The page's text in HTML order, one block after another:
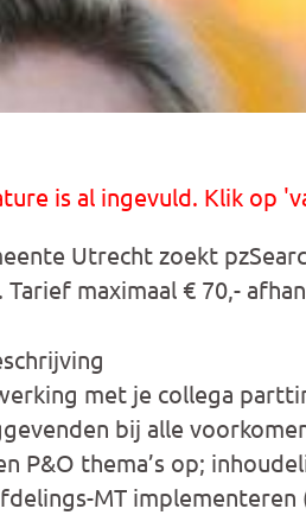
is al ingevuld. Klik op
Utrecht zoekt
maximaal € 70,-
met je collega
bij alle
P&O thema’s op;
MT